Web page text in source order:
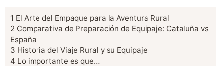
1 El Arte del Empaque para la Aventura Rural
2 Comparativa de Preparación de Equipaje: Cataluña vs
España
3 Historia del Viaje Rural y su Equipaje
4 Lo importante es que…